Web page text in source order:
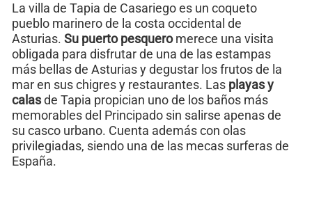
La villa de Tapia de Casariego es un coqueto
pueblo marinero de la costa occidental de
Asturias. Su puerto pesqueromerece una visita
obligada para disfrutar de una de las estampas
más bellas de Asturias y degustar los frutos de la
mar en sus chigres y restaurantes. Las playas y
calasde Tapia propician uno de los baños más
memorables del Principado sin salirse apenas de
su casco urbano. Cuenta además con olas
privilegiadas, siendo una de las mecas surferas de
España.